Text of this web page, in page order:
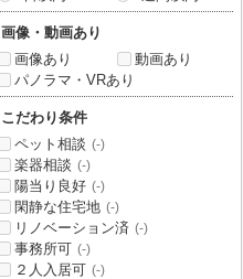
画像・動画あり
画像あり
動画あり
パノラマ・VRあり
こだわり条件
ペット相談 (-)
楽器相談 (-)
陽当り良好 (-)
閑静な住宅地 (-)
リノベーション済 (-)
事務所可 (-)
２人入居可 (-)